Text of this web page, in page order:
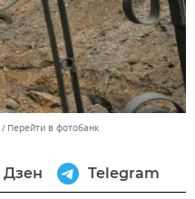
Перейти в фотобанк
Дзен Telegram